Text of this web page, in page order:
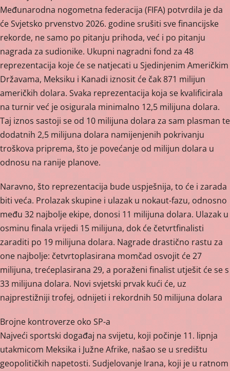
Međunarodna nogometna federacija (FIFA) potvrdila je da
će Svjetsko prvenstvo 2026. godine srušiti sve financijske
rekorde, ne samo po pitanju prihoda, već i po pitanju
nagrada za sudionike. Ukupni nagradni fond za 48
reprezentacija koje će se natjecati u Sjedinjenim Američkim
Državama, Meksiku i Kanadi iznosit će čak 871 milijun
američkih dolara. Svaka reprezentacija koja se kvalificirala
na turnir već je osigurala minimalno 12,5 milijuna dolara.
Taj iznos sastoji se od 10 milijuna dolara za sam plasman te
dodatnih 2,5 milijuna dolara namijenjenih pokrivanju
troškova priprema, što je povećanje od milijun dolara u
odnosu na ranije planove.
Naravno, što reprezentacija bude uspješnija, to će i zarada
biti veća. Prolazak skupine i ulazak u nokaut-fazu, odnosno
među 32 najbolje ekipe, donosi 11 milijuna dolara. Ulazak u
osminu finala vrijedi 15 milijuna, dok će četvrtfinalisti
zaraditi po 19 milijuna dolara. Nagrade drastično rastu za
one najbolje: četvrtoplasirana momčad osvojit će 27
milijuna, trećeplasirana 29, a poraženi finalist utješit će se s
33 milijuna dolara. Novi svjetski prvak kući će, uz
najprestižniji trofej, odnijeti i rekordnih 50 milijuna dolara
Brojne kontroverze oko SP-a
Najveći sportski događaj na svijetu, koji počinje 11. lipnja
utakmicom Meksika i Južne Afrike, našao se u središtu
geopolitičkih napetosti. Sudjelovanje Irana, koji je u ratnom